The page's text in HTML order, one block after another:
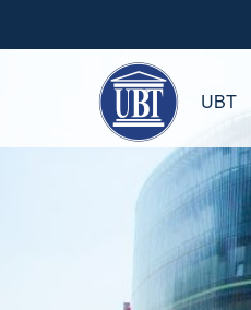
UBT